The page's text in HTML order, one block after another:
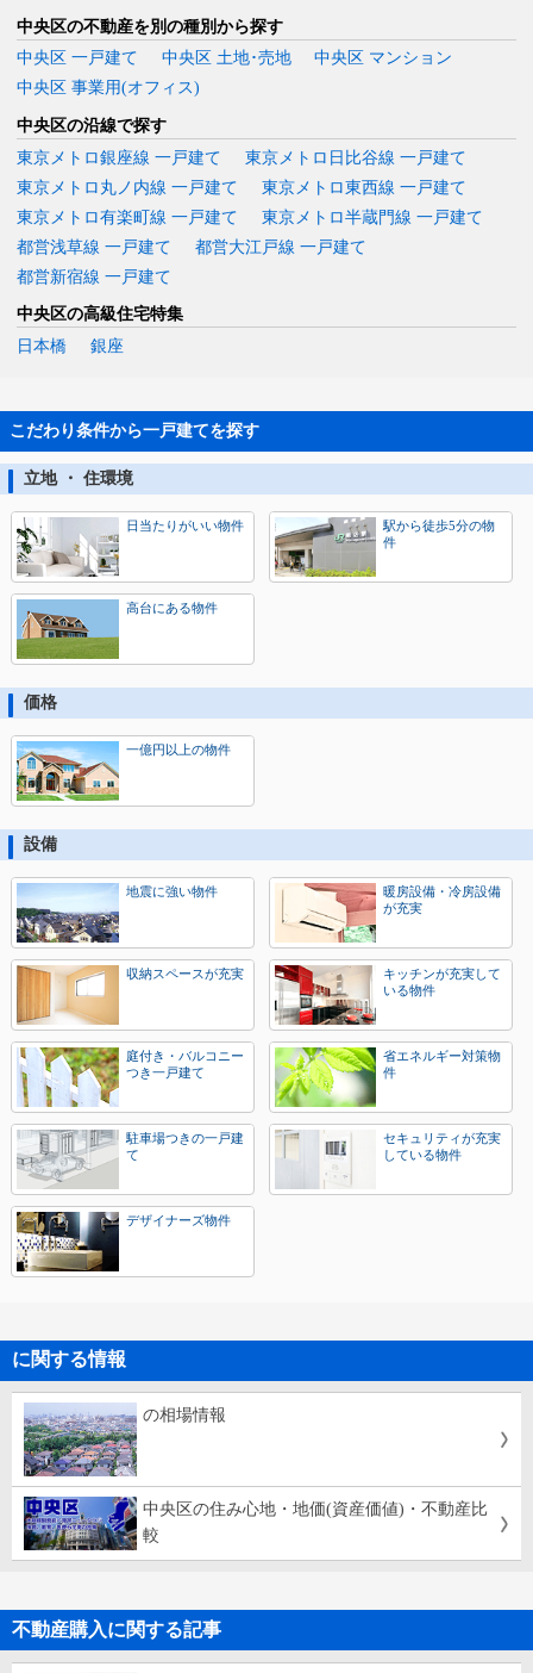
中央区の不動産を別の種別から探す
中央区 一戸建て
中央区 土地･売地
中央区 マンション
中央区 事業用(オフィス)
中央区の沿線で探す
東京メトロ銀座線 一戸建て
東京メトロ日比谷線 一戸建て
東京メトロ丸ノ内線 一戸建て
東京メトロ東西線 一戸建て
東京メトロ有楽町線 一戸建て
東京メトロ半蔵門線 一戸建て
都営浅草線 一戸建て
都営大江戸線 一戸建て
都営新宿線 一戸建て
中央区の高級住宅特集
日本橋
銀座
こだわり条件から一戸建てを探す
立地 ・ 住環境
日当たりがいい物件
駅から徒歩5分の物
件
高台にある物件
価格
一億円以上の物件
設備
地震に強い物件
暖房設備・冷房設備
が充実
収納スペースが充実
キッチンが充実して
いる物件
庭付き・バルコニー
つき一戸建て
省エネルギー対策物
件
駐車場つきの一戸建
て
セキュリティが充実
している物件
デザイナーズ物件
に関する情報
の相場情報
中央区の住み心地・地価(資産価値)・不動産比
較
不動産購入に関する記事